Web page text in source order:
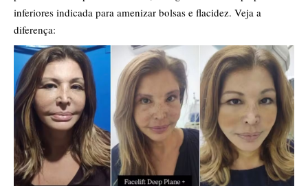
inferiores indicada para amenizar bolsas e flacidez. Veja a
diferença: